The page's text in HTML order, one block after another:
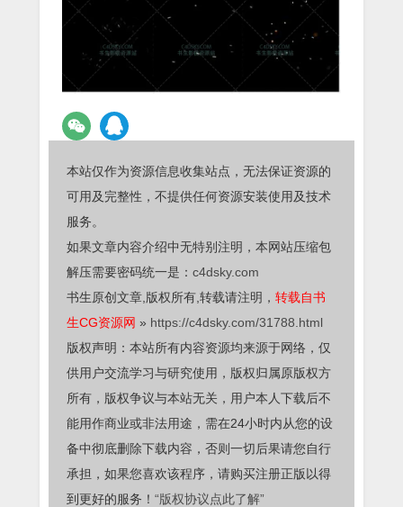
本站仅作为资源信息收集站点，无法保证资源的
可用及完整性，不提供任何资源安装使用及技术
服务。
如果文章内容介绍中无特别注明，本网站压缩包
解压需要密码统一是： c4dsky.com
书生原创文章,版权所有,转载请注明， 转载自书
生CG资源网 » https://c4dsky.com/31788.html
版权声明：本站所有内容资源均来源于网络，仅
供用户交流学习与研究使用，版权归属原版权方
所有，版权争议与本站无关，用户本人下载后不
能用作商业或非法用途，需在24小时内从您的设
备中彻底删除下载内容，否则一切后果请您自行
承担，如果您喜欢该程序，请购买注册正版以得
到更好的服务！ “版权协议点此了解”